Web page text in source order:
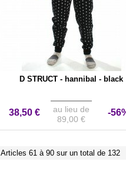
D STRUCT - hannibal - black
38,50 €
au lieu de
89,00 €
-
Articles 61 à 90 sur un total de 132